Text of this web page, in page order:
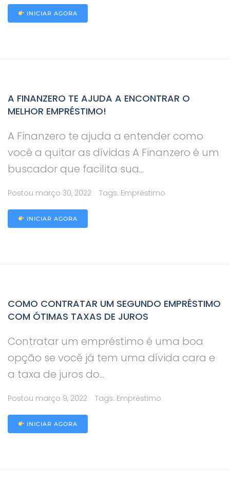
INICIAR AGORA
A FINANZERO TE AJUDA A ENCONTRAR O
MELHOR EMPRÉSTIMO!
A Finanzero te ajuda a entender como
você a quitar as dívidas A Finanzero é um
buscador que facilita sua...
Postou março 30, 2022 Tags: Empréstimo
INICIAR AGORA
COMO CONTRATAR UM SEGUNDO EMPRÉSTIMO
COM ÓTIMAS TAXAS DE JUROS
Contratar um empréstimo é uma boa
opção se você já tem uma dívida cara e
a taxa de juros do...
Postou março 9, 2022 Tags: Empréstimo
INICIAR AGORA